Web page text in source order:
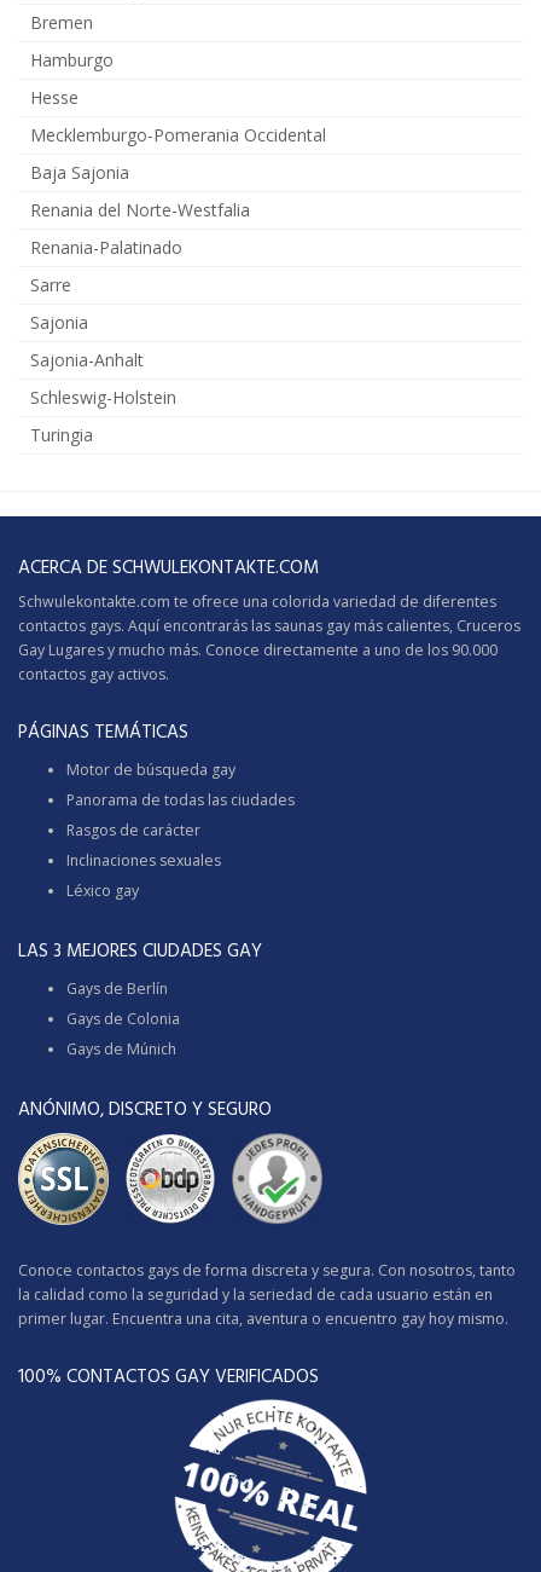
Bremen
Hamburgo
Hesse
Mecklemburgo-Pomerania Occidental
Baja Sajonia
Renania del Norte-Westfalia
Renania-Palatinado
Sarre
Sajonia
Sajonia-Anhalt
Schleswig-Holstein
Turingia
ACERCA DE SCHWULEKONTAKTE.COM
Schwulekontakte.com te ofrece una colorida variedad de diferentes
contactos gays. Aquí encontrarás las saunas gay más calientes, Cruceros
Gay Lugares y mucho más. Conoce directamente a uno de los 90.000
contactos gay activos.
PÁGINAS TEMÁTICAS
Motor de búsqueda gay
Panorama de todas las ciudades
Rasgos de carácter
Inclinaciones sexuales
Léxico gay
LAS 3 MEJORES CIUDADES GAY
Gays de Berlín
Gays de Colonia
Gays de Múnich
ANÓNIMO, DISCRETO Y SEGURO
Conoce contactos gays de forma discreta y segura. Con nosotros, tanto
la calidad como la seguridad y la seriedad de cada usuario están en
primer lugar. Encuentra una cita, aventura o encuentro gay hoy mismo.
100% CONTACTOS GAY VERIFICADOS